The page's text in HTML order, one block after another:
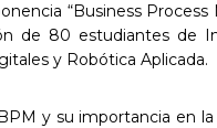
“Business
de 80 estudiantes de
y Robótica Aplicada.
y su importancia en